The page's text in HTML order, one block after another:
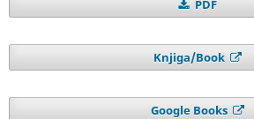
PDF
Knjiga/Book
Google Books